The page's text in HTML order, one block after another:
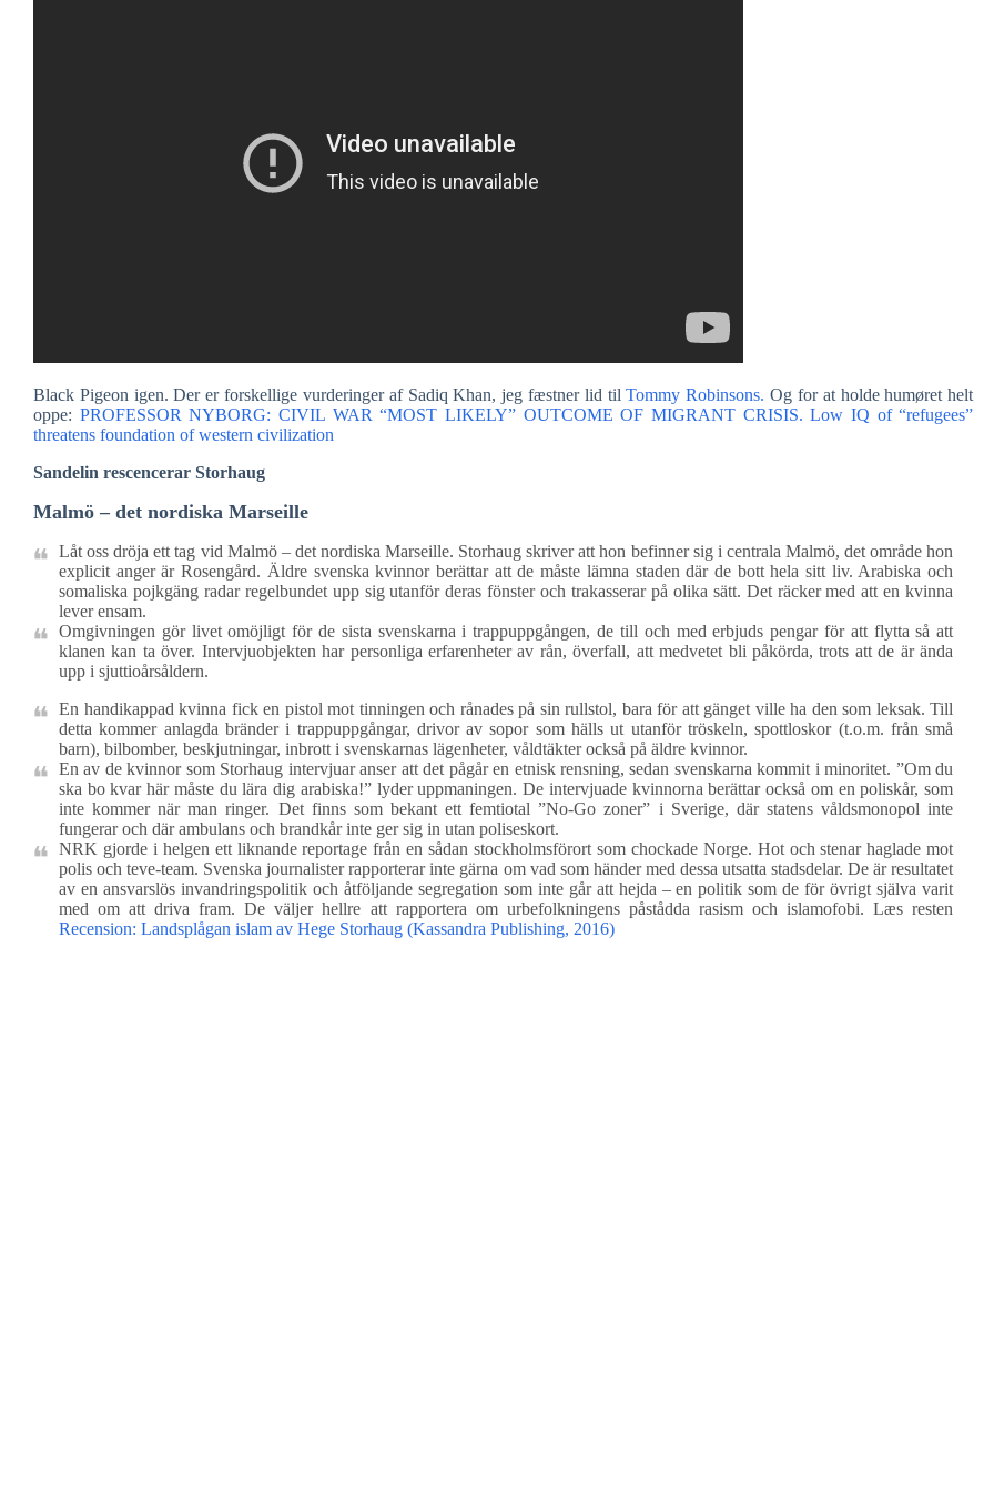
Black Pigeon igen. Der er forskellige vurderinger af Sadiq Khan, jeg fæstner lid tilTommy Robinsons. Og for at holde humøret helt
oppe: PROFESSOR NYBORG: CIVIL WAR “MOST LIKELY” OUTCOME OF MIGRANT CRISIS. Low IQ of “refugees”
threatens foundation of western civilization
Sandelin rescencerar Storhaug
Malmö – det nordiska Marseille
Låt oss dröja ett tag vid Malmö – det nordiska Marseille. Storhaug skriver att hon befinner sig i centrala Malmö, det område hon
explicit anger är Rosengård. Äldre svenska kvinnor berättar att de måste lämna staden där de bott hela sitt liv. Arabiska och
somaliska pojkgäng radar regelbundet upp sig utanför deras fönster och trakasserar på olika sätt. Det räcker med att en kvinna
lever ensam.
Omgivningen gör livet omöjligt för de sista svenskarna i trappuppgången, de till och med erbjuds pengar för att flytta så att
klanen kan ta över. Intervjuobjekten har personliga erfarenheter av rån, överfall, att medvetet bli påkörda, trots att de är ända
upp i sjuttioårsåldern.
En handikappad kvinna fick en pistol mot tinningen och rånades på sin rullstol, bara för att gänget ville ha den som leksak. Till
detta kommer anlagda bränder i trappuppgångar, drivor av sopor som hälls ut utanför tröskeln, spottloskor (t.o.m. från små
barn), bilbomber, beskjutningar, inbrott i svenskarnas lägenheter, våldtäkter också på äldre kvinnor.
En av de kvinnor som Storhaug intervjuar anser att det pågår en etnisk rensning, sedan svenskarna kommit i minoritet. ”Om du
ska bo kvar här måste du lära dig arabiska!” lyder uppmaningen. De intervjuade kvinnorna berättar också om en poliskår, som
inte kommer när man ringer. Det finns som bekant ett femtiotal ”No-Go zoner” i Sverige, där statens våldsmonopol inte
fungerar och där ambulans och brandkår inte ger sig in utan poliseskort.
NRK gjorde i helgen ett liknande reportage från en sådan stockholmsförort som chockade Norge. Hot och stenar haglade mot
polis och teve-team. Svenska journalister rapporterar inte gärna om vad som händer med dessa utsatta stadsdelar. De är resultatet
av en ansvarslös invandringspolitik och åtföljande segregation som inte går att hejda – en politik som de för övrigt själva varit
med om att driva fram. De väljer hellre att rapportera om urbefolkningens påstådda rasism och islamofobi. Læs resten
Recension: Landsplågan islam av Hege Storhaug (Kassandra Publishing, 2016)